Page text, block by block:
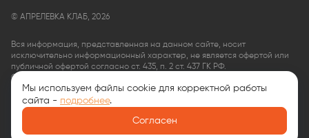
© АПРЕЛЕВКА КЛАБ, 2026
Вся информация, представленная на данном сайте, носит
исключительно информационный характер, не является офертой или
публичной офертой согласно ст. 435, п. 2 ст. 437 ГК РФ.
ООО «КФ Финансовые услуги»,
ОГРН: 1135074008563,
ИНН: 9704035599
Документы
Политика обработки персональных данных
Мы используем файлы cookie для корректной работы
сайта - подробнее.
Согласен